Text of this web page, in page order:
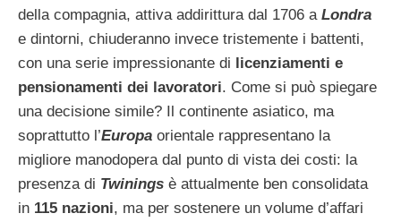
della compagnia, attiva addirittura dal 1706 a Londra
e dintorni, chiuderanno invece tristemente i battenti,
con una serie impressionante di licenziamenti e
pensionamenti dei lavoratori. Come si può spiegare
una decisione simile? Il continente asiatico, ma
soprattutto l’Europa orientale rappresentano la
migliore manodopera dal punto di vista dei costi: la
presenza di Twinings è attualmente ben consolidata
in 115 nazioni, ma per sostenere un volume d’affari